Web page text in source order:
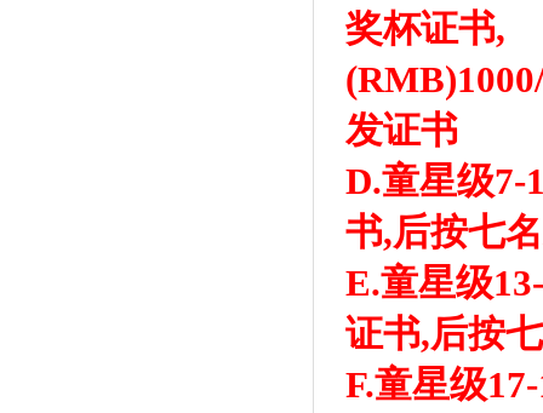
奖杯证书,
发证书
D.童星级7-
书,后按七
E.童星级
证书,后按
F.童星级